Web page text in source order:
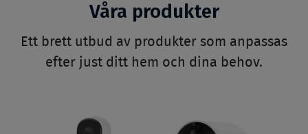
Våra produkter
Ett brett utbud av produkter som anpassas
efter just ditt hem och dina behov.